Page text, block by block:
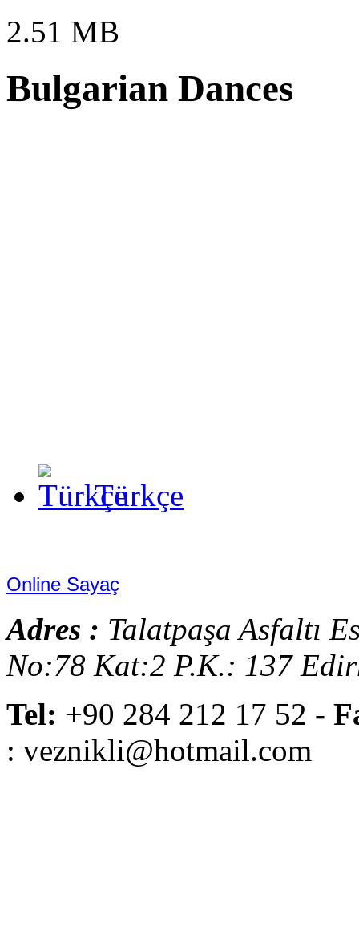
2.51 MB
Bulgarian Dances
Türkçe
Online Sayaç
Adres : Talatpaşa Asfaltı
No:78 Kat:2 P.K.: 137
Tel: +90 284 212 17 52 -
: veznikli@hotmail.com